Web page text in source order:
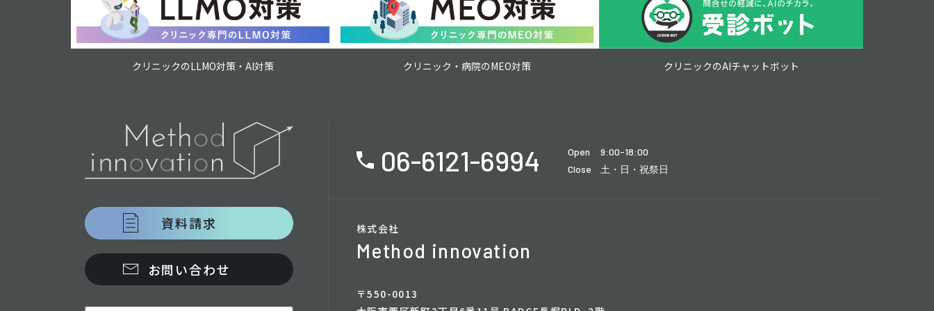
クリニックのLLMO対策・AI対策 クリニック・病院のMEO対策 クリニックのAIチャットボット
資料請求
お問い合わせ
06-6121-6994 Open
9:00-18:00
Close
土・日・祝祭日
株式会社
Method innovation
〒550-0013